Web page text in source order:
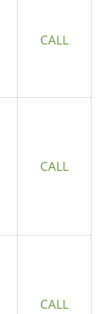
CALL
CALL
CALL